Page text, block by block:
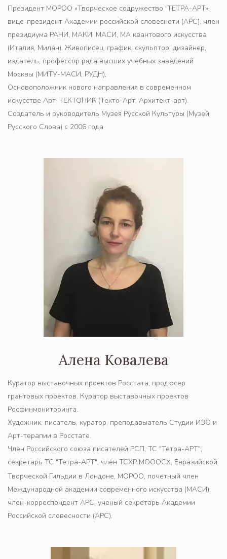
Президент МОРОО «Творческое содружество "ТЕТРА-АРТ»,
вице-президент Академии российской словесноти (АРС), член
президиума РАНИ, МАКИ, МАСИ, МА квантового искусства
(Италия, Милан). Живописец, график, скульптор, дизайнер,
издатель, профессор ряда высших учебных заведений
Москвы (МИТУ-МАСИ, РУДН),
Основоположник нового направления в современном
искусстве Арт-ТЕКТОНИК (Текто-Арт, Архитект-арт).
Создатель и руководитель Музея Русской Культуры (Музей
Русского Слова) с 2006 года
Алена Ковалева
Куратор выставочных проектов Росстата, продюсер
грантовых проектов. Куратор выставочных проектов
Росфинмониторинга.
Художник, писатель, куратор, преподавыатель Студии ИЗО и
Арт-терапии в Росстате.
Член Российского союза писателей РСП, ТС "Тетра-АРТ",
секретарь ТС "Тетра-АРТ", член ТСХР, МОООСХ, Евразийской
Творческой Гильдии в Лондоне, МОРОО, почетный член
Международной академии современного искусства (МАСИ),
член-корреспондент АРС, ученый секретарь Академии
Российской словесности (АРС).